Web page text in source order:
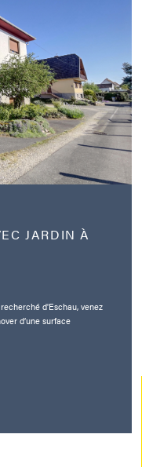
JARDIN À
d'Eschau, venez
d’une surface